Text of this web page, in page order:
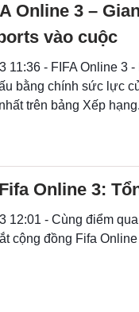
Online 3 –
vào cuộc
11:36 - FIFA Online 3
bằng chính sức lực
trên bảng Xếp hạng.
Fifa Online 3:
12:01 - Cùng điểm
cộng đồng Fifa